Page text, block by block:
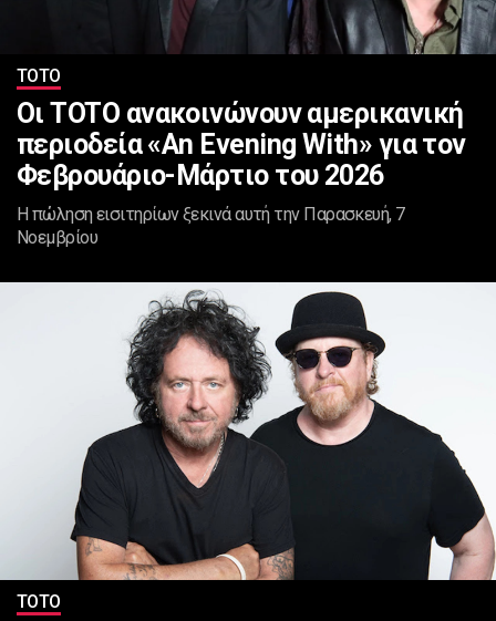
ΤΟΤΟ
Οι TOTO ανακοινώνουν αμερικανική
περιοδεία «An Evening With» για τον
Φεβρουάριο-Μάρτιο του 2026
Η πώληση εισιτηρίων ξεκινά αυτή την Παρασκευή, 7
Νοεμβρίου
ΤΟΤΟ